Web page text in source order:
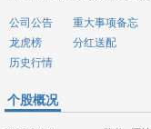
公司公告 重大事项备忘
龙虎榜
分红送配
历史行情
个股概况